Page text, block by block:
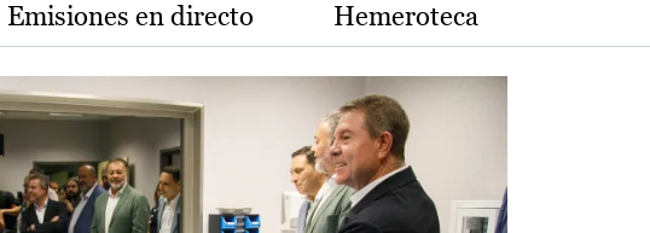
Emisiones en directo Hemeroteca